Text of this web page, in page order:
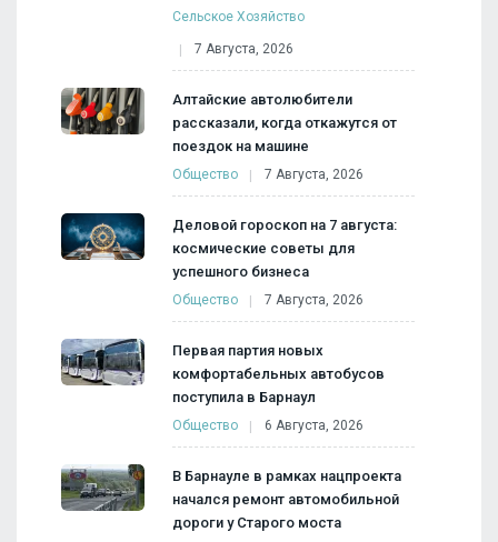
Сельское Хозяйство
7 Августа, 2026
Алтайские автолюбители
рассказали, когда откажутся от
поездок на машине
Общество 7 Августа, 2026
Деловой гороскоп на 7 августа:
космические советы для
успешного бизнеса
Общество 7 Августа, 2026
Первая партия новых
комфортабельных автобусов
поступила в Барнаул
Общество 6 Августа, 2026
В Барнауле в рамках нацпроекта
начался ремонт автомобильной
дороги у Старого моста